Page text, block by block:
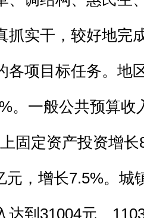
抓实干，较好地完
各项目标任务。地
。一般公共预算收
固定资产投资增
元，增长7.5%。城
达到31004元、